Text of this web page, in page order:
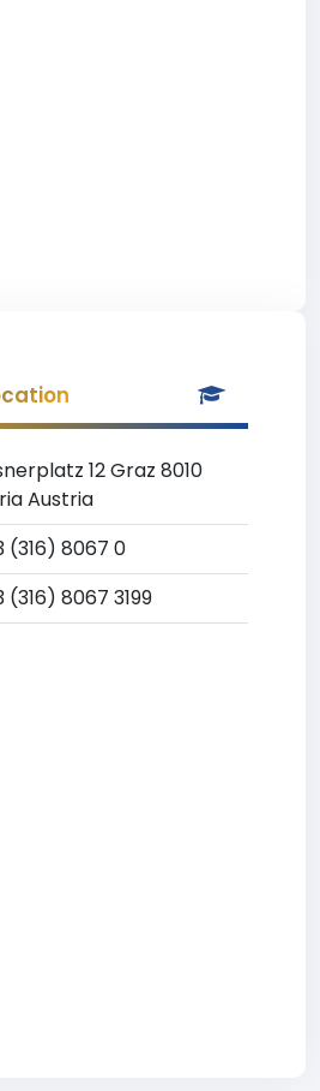
12 Graz 8010
Austria
(316) 8067 0
(316) 8067 3199